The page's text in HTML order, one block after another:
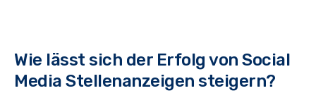
Wie lässt sich der Erfolg von Social
Media Stellenanzeigen steigern?